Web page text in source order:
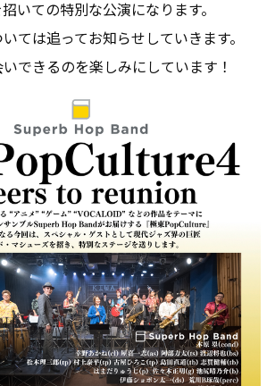
いての特別な公演になります。
ては追ってお知らせしていきます。
できるのを楽しみにしています！